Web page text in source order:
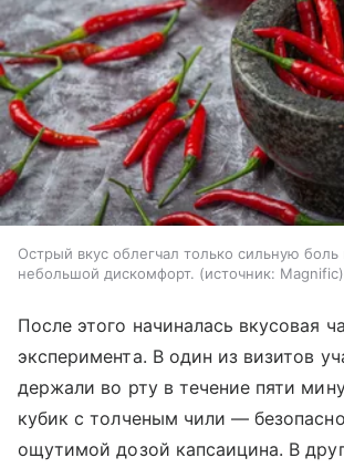
Острый вкус облегчал только сильную боль
небольшой дискомфорт.
источник: Magnific
После этого начиналась вкусовая
эксперимента. В один из визитов
держали во рту в течение пяти
кубик с толченым чили —
ощутимой дозой капсаицина. В